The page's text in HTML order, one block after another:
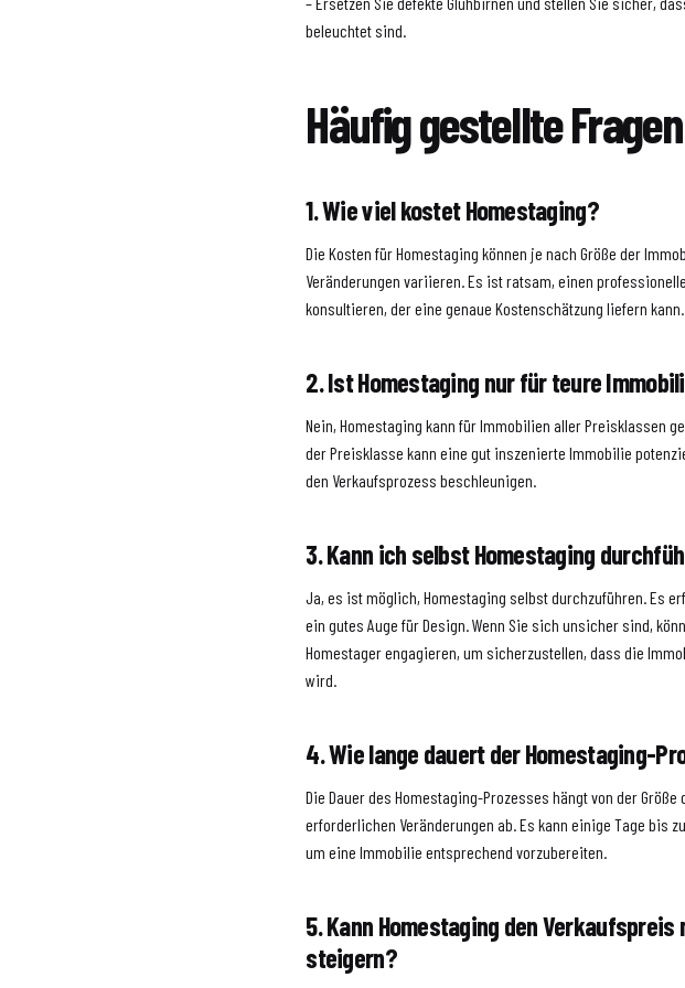
beleuchtet sind.
Häufig gestellte
1. Wie viel kostet Homestaging?
Die Kosten für Homestaging können je nach Größe der
Veränderungen variieren. Es ist ratsam, einen
konsultieren, der eine genaue Kostenschätzung liefern kann.
2. Ist Homestaging nur für teure
Nein, Homestaging kann für Immobilien aller Preisklassen
der Preisklasse kann eine gut inszenierte Immobilie
den Verkaufsprozess beschleunigen.
3. Kann ich selbst Homestaging
Ja, es ist möglich, Homestaging selbst durchzuführen. Es
ein gutes Auge für Design. Wenn Sie sich unsicher sind,
Homestager engagieren, um sicherzustellen, dass die
wird.
4. Wie lange dauert der Homestaging-
Die Dauer des Homestaging-Prozesses hängt von der Größe
erforderlichen Veränderungen ab. Es kann einige Tage bis zu
um eine Immobilie entsprechend vorzubereiten.
5. Kann Homestaging den Verkaufspreis
steigern?